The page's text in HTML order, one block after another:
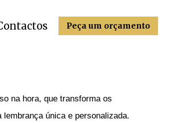
Peça um orçamento
na hora, que transforma os
única e personalizada.